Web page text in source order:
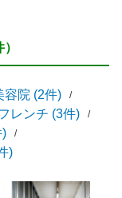
容院 (2件)
レンチ (3件)
)
)